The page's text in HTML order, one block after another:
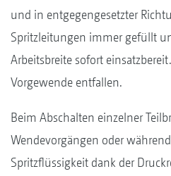
und in entgegengesetzter
Spritzleitungen immer gefüllt
Arbeitsbreite sofort
Vorgewende entfallen.
Beim Abschalten einzelner
Wendevorgängen oder
Spritzflüssigkeit dank der